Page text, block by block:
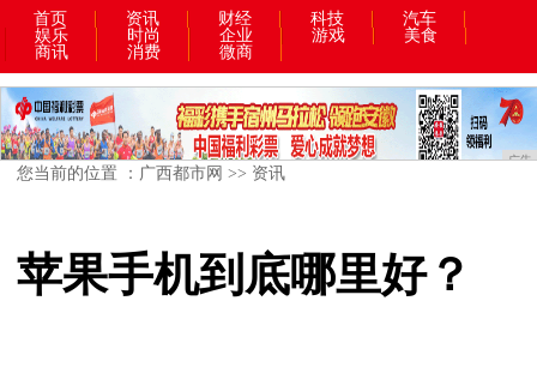
首页 资讯 财经 科技
汽车
娱乐
时尚 企业 游戏
美食
商讯
消费 微商
广告
您当前的位置 ： 广西都市网 >> 资讯
苹果手机到底哪里好？